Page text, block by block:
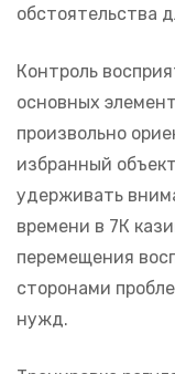
обстоятельства
Контроль
основных
произвольно
избранный
удерживать
времени в 7К
перемещения
сторонами
нужд.